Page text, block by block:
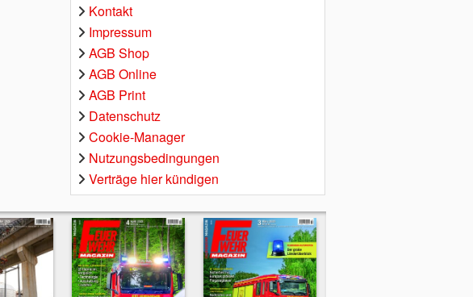
Kontakt
Impressum
AGB Shop
AGB Online
AGB Print
Datenschutz
Cookie-Manager
Nutzungsbedingungen
Verträge hier kündigen